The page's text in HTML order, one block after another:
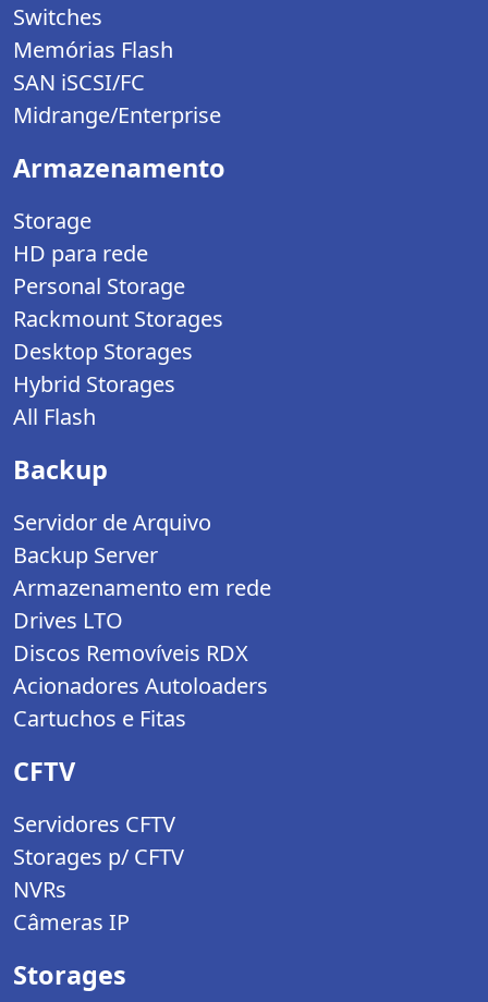
Switches
Memórias Flash
SAN iSCSI/FC
Midrange/Enterprise
Armazenamento
Storage
HD para rede
Personal Storage
Rackmount Storages
Desktop Storages
Hybrid Storages
All Flash
Backup
Servidor de Arquivo
Backup Server
Armazenamento em rede
Drives LTO
Discos Removíveis RDX
Acionadores Autoloaders
Cartuchos e Fitas
CFTV
Servidores CFTV
Storages p/ CFTV
NVRs
Câmeras IP
Storages